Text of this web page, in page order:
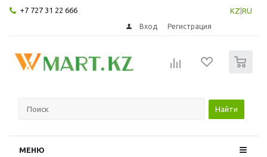
+7 727 31 22 666 KZ RU
Вход Регистрация
Найти
МЕНЮ